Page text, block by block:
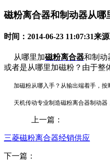
磁粉离合器和制动器从哪
时间：2014-06-23 11:07:31来
从哪里加磁粉离合器和制动
或者是从哪里加磁粉？由于整
加磁粉从哪入手？从输出端着手，
天机传动专业制造磁粉离合器制动
上一篇：
三菱磁粉离合器经销供应
下一篇：